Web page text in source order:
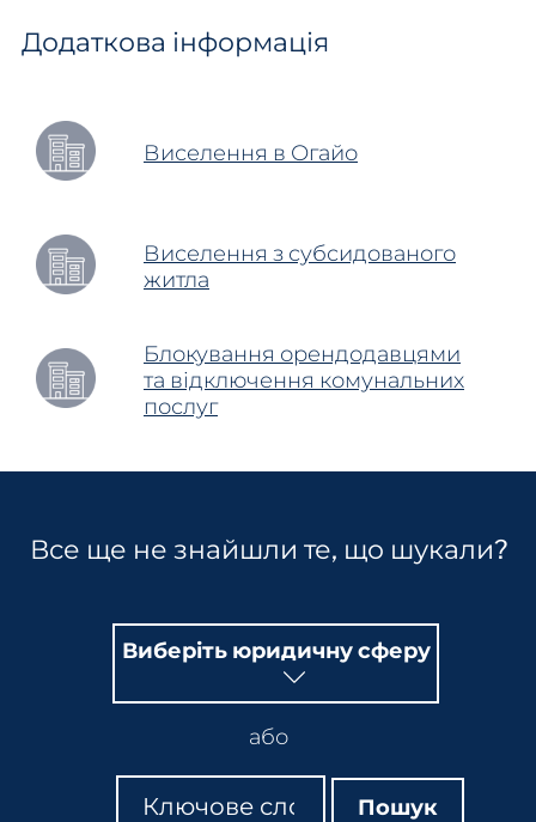
Додаткова інформація
Виселення в Огайо
Виселення з субсидованого
житла
Блокування орендодавцями
та відключення комунальних
послуг
Все ще не знайшли те, що шукали?
Виберіть юридичну сферу
або
Пошук
Пошук Пошук